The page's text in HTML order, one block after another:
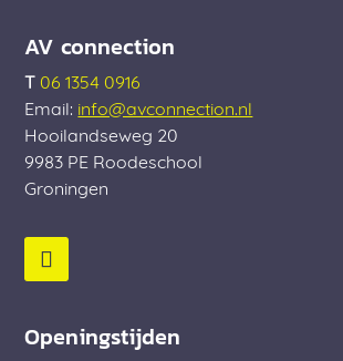
AV connection
T 06 1354 0916
Email: info@avconnection.nl
Hooilandseweg 20
9983 PE Roodeschool
Groningen
Openingstijden